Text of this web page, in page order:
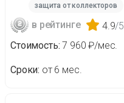
защита от коллекторов
в рейтинге 4.9/5
Стоимость 7 960 ₽/мес.
Сроки от 6 мес.